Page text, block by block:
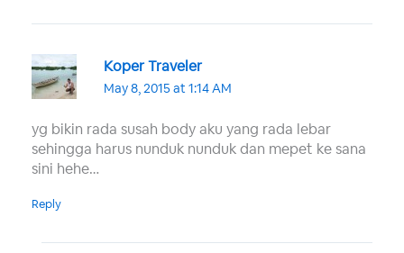
Koper Traveler
May 8, 2015 at 1:14 AM
yg bikin rada susah body aku yang rada lebar
sehingga harus nunduk nunduk dan mepet ke sana
sini hehe…
Reply